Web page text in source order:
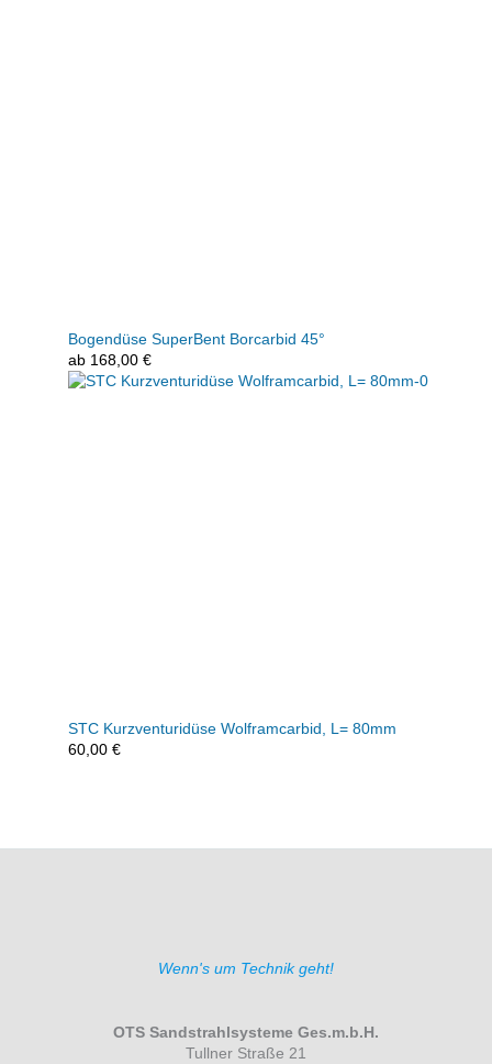
Bogendüse SuperBent Borcarbid 45°
ab 168,00 €
STC Kurzventuridüse Wolframcarbid, L= 80mm
60,00 €
Wenn's um Technik geht!
OTS Sandstrahlsysteme Ges.m.b.H.
Tullner Straße 21